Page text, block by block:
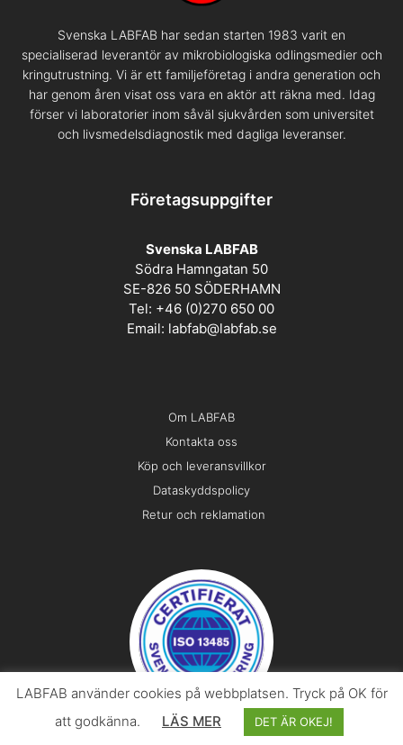
Svenska LABFAB har sedan starten 1983 varit en
specialiserad leverantör av mikrobiologiska odlingsmedier och
kringutrustning. Vi är ett familjeföretag i andra generation och
har genom åren visat oss vara en aktör att räkna med. Idag
förser vi laboratorier inom såväl sjukvården som universitet
och livsmedelsdiagnostik med dagliga leveranser.
Företagsuppgifter
Svenska LABFAB
Södra Hamngatan 50
SE-826 50 SÖDERHAMN
Tel: +46 (0)270 650 00
Email: labfab@labfab.se
Om LABFAB
Kontakta oss
Köp och leveransvillkor
Dataskyddspolicy
Retur och reklamation
LABFAB använder cookies på webbplatsen. Tryck på OK för
att godkänna.
LÄS MER DET ÄR OKEJ!